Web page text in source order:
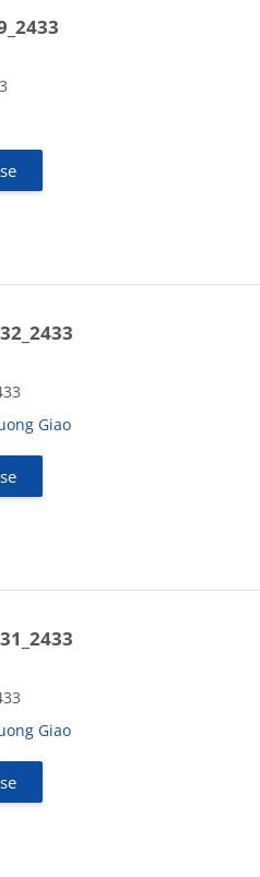
Giao
Giao